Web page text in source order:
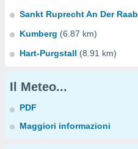
Sankt Ruprecht An Der Raab
Kumberg (6.87 km)
Hart-Purgstall (8.91 km)
Il Meteo...
PDF
Maggiori informazioni